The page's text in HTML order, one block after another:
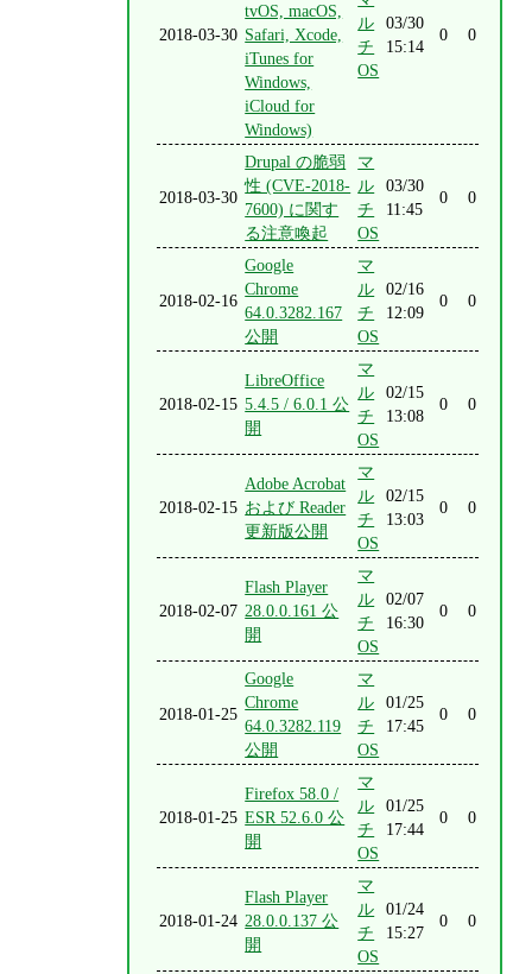
2018-03-30
tvOS, macOS,
Safari, Xcode,
iTunes for
Windows,
iCloud for
Windows)
ル
チ
OS
03/30
15:14
0 0
2018-03-30
Drupal の脆弱
性 (CVE-2018-
7600) に関す
る注意喚起
マ
ル
チ
OS
03/30
11:45
0 0
2018-02-16
Google
Chrome
64.0.3282.167
公開
マ
ル
チ
OS
02/16
12:09
0 0
2018-02-15
LibreOffice
5.4.5 / 6.0.1 公
開
マ
ル
チ
OS
02/15
13:08
0 0
2018-02-15
Adobe Acrobat
および Reader
更新版公開
マ
ル
チ
OS
02/15
13:03
0 0
2018-02-07
Flash Player
28.0.0.161 公
開
マ
ル
チ
OS
02/07
16:30
0 0
2018-01-25
Google
Chrome
64.0.3282.119
公開
マ
ル
チ
OS
01/25
17:45
0 0
2018-01-25
Firefox 58.0 /
ESR 52.6.0 公
開
マ
ル
チ
OS
01/25
17:44
0 0
2018-01-24
Flash Player
28.0.0.137 公
開
マ
ル
チ
OS
01/24
15:27
0 0